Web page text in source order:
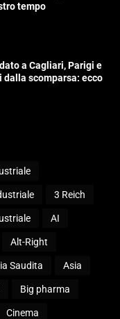
tempo
a Cagliari, Parigi e
dalla scomparsa: ecco
3 Reich
AI
Alt-Right
Saudita Asia
Big pharma
Cinema